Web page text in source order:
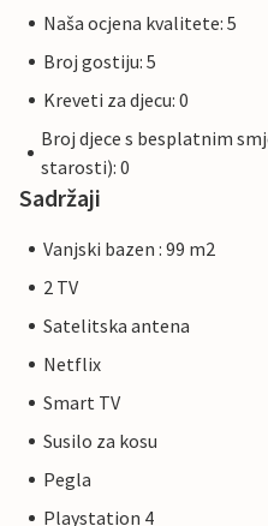
Naša ocjena kvalitete: 5
Broj gostiju: 5
Kreveti za djecu: 0
Broj djece s besplatnim
starosti): 0
Sadržaji
Vanjski bazen : 99 m2
2 TV
Satelitska antena
Netflix
Smart TV
Susilo za kosu
Pegla
Playstation 4